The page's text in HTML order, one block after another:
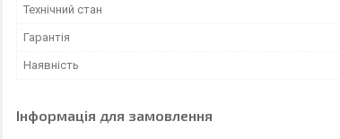
Технічний стан
Гарантія
Наявність
Інформація для замовлення